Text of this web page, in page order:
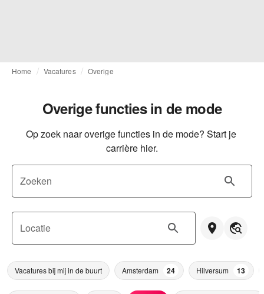
Home Vacatures Overige
Overige functies in de mode
Op zoek naar overige functies in de mode? Start je
carrière hier.
Zoeken
Locatie
Vacatures bij mij in de buurt Amsterdam 24 Hilversum 13